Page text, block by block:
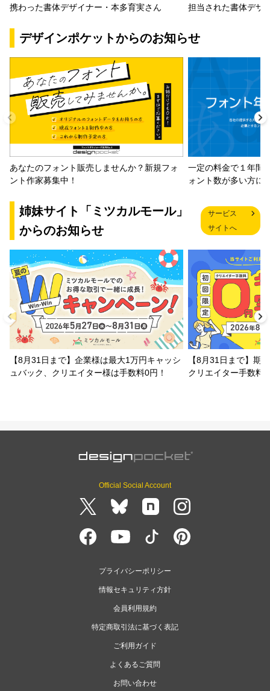
携わった書体デザイナー・本多育実さん
担当された書体デザ
デザインポケットからのお知らせ
あなたのフォント販売しませんか？新規フォ
ント作家募集中！
一定の料金で１年間
ォント数が多い方に
姉妹サイト「ミツカルモール」
からのお知らせ
サービス
サイトへ
【8月31日まで】企業様は最大1万円キャッシ
ュバック、クリエイター様は手数料0円！
【8月31日まで】期
クリエイター手数料
Official Social Account
プライバシーポリシー
情報セキュリティ方針
会員利用規約
特定商取引法に基づく表記
ご利用ガイド
よくあるご質問
お問い合わせ